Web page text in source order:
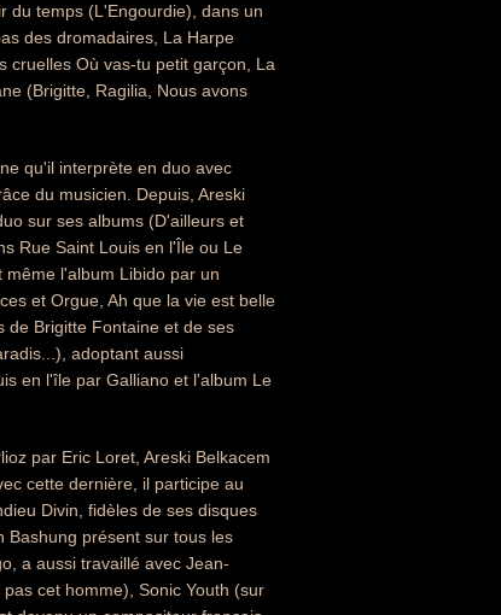
du temps (L'Engourdie), dans un
des dromadaires, La Harpe
cruelles Où vas-tu petit garçon, La
(Brigitte, Ragilia, Nous avons
qu'il interprète en duo avec
du musicien. Depuis, Areski
sur ses albums (D'ailleurs et
Rue Saint Louis en l'Île ou Le
l'album Libido par un
et Orgue, Ah que la vie est belle
de Brigitte Fontaine et de ses
adoptant aussi
en l'île par Galliano et l'album Le
par Eric Loret, Areski Belkacem
cette dernière, il participe au
Divin, fidèles de ses disques
Bashung présent sur tous les
a aussi travaillé avec Jean-
cet homme), Sonic Youth (sur